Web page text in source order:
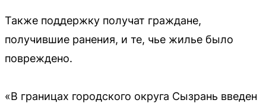
Также поддержку получат граждане,
получившие ранения, и те, чье жилье было
повреждено.
«В границах городского округа Сызрань введен